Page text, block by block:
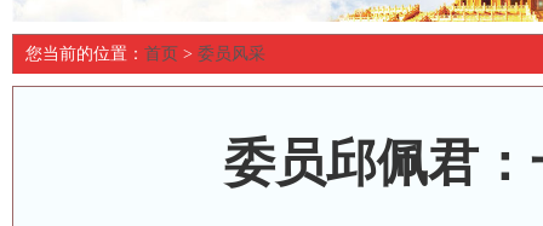
您当前的位置： 首页 > 委员风采
委员邱佩君